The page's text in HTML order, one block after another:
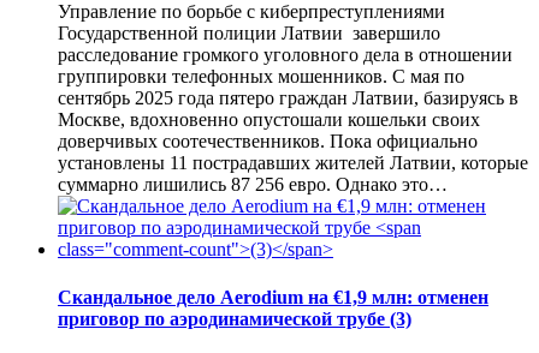
Управление по борьбе с киберпреступлениями
Государственной полиции Латвии завершило
расследование громкого уголовного дела в отношении
группировки телефонных мошенников. С мая по
сентябрь 2025 года пятеро граждан Латвии, базируясь в
Москве, вдохновенно опустошали кошельки своих
доверчивых соотечественников. Пока официально
установлены 11 пострадавших жителей Латвии, которые
суммарно лишились 87 256 евро. Однако это…
Скандальное дело Aerodium на €1,9 млн: отменен
приговор по аэродинамической трубе (3)